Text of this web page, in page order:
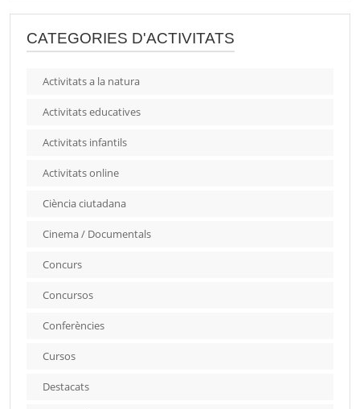
CATEGORIES D'ACTIVITATS
Activitats a la natura
Activitats educatives
Activitats infantils
Activitats online
Ciència ciutadana
Cinema / Documentals
Concurs
Concursos
Conferències
Cursos
Destacats